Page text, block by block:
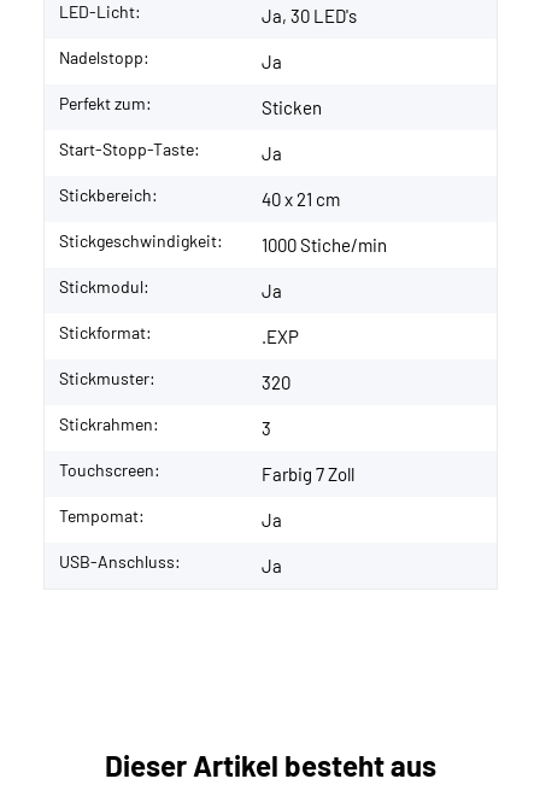
LED-Licht: Ja, 30 LED's
Nadelstopp: Ja
Perfekt zum: Sticken
Start-Stopp-Taste: Ja
Stickbereich: 40 x 21 cm
Stickgeschwindigkeit: 1000 Stiche/min
Stickmodul: Ja
Stickformat: .EXP
Stickmuster: 320
Stickrahmen: 3
Touchscreen: Farbig 7 Zoll
Tempomat: Ja
USB-Anschluss: Ja
Dieser Artikel besteht aus